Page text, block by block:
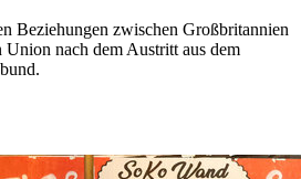
Beziehungen zwischen Großbritannien
Union nach dem Austritt aus dem